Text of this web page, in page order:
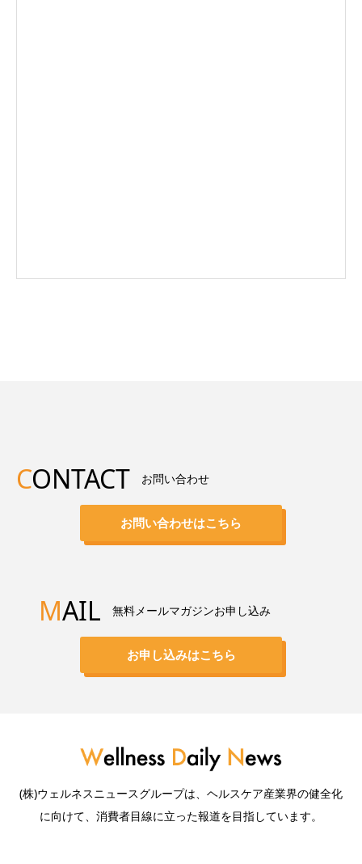
CONTACT お問い合わせ
お問い合わせはこちら
MAIL 無料メールマガジンお申し込み
お申し込みはこちら
(株)ウェルネスニュースグループは、ヘルスケア産業界の健全化
に向けて、消費者目線に立った報道を目指しています。